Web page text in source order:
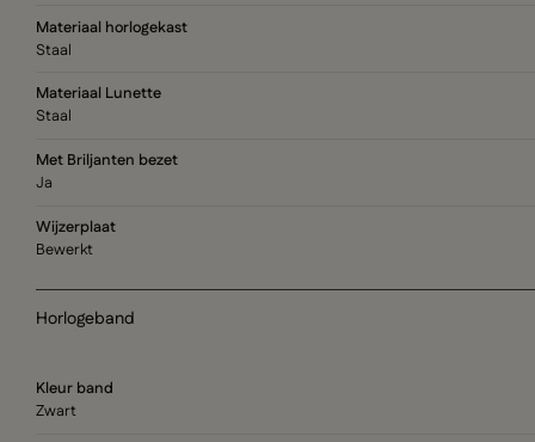
Materiaal horlogekast
Staal
Materiaal Lunette
Staal
Met Briljanten bezet
Ja
Wijzerplaat
Bewerkt
Horlogeband
Kleur band
Zwart